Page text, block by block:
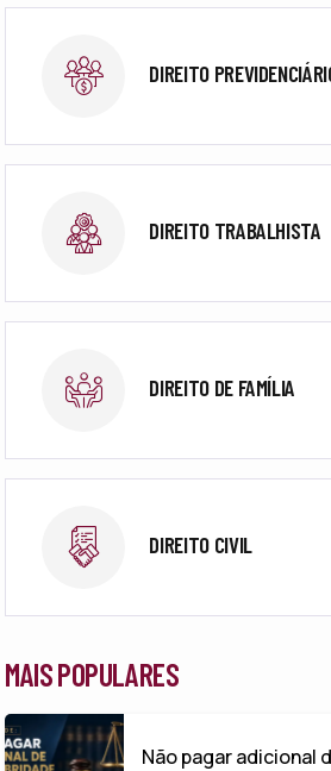
DIREITO
DIREITO TRABALHISTA
DIREITO DE FAMÍLIA
DIREITO CIVIL
MAIS POPULARES
Não pagar adicional